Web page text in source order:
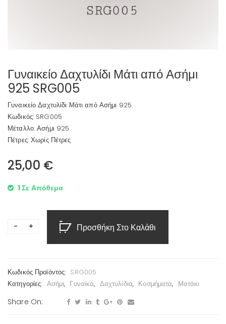
Γυναικείο Δαχτυλίδι Μάτι από Ασήμι
925 SRG005
Γυναικείο Δαχτυλίδι Μάτι από Ασήμι 925.
Κωδικός: SRG005
Μέταλλο: Ασήμι 925
Πέτρες: Χωρίς Πέτρες
25,00 €
1 Σε Απόθεμα
Προσθήκη Στο Καλάθι
Κωδικός Προϊόντος: SRG005
Κατηγορίες: Ασήμι, Γυναίκα, Δαχτυλίδια, Κοσμήματα, Ματάκι
Share On: